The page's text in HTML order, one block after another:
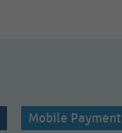
Mobile Payment